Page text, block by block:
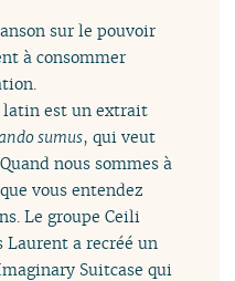
sur le pouvoir
à consommer
latin est un extrait
sumus, qui veut
nous sommes à
vous entendez
Le groupe Ceili
Laurent a recréé un
Suitcase qui